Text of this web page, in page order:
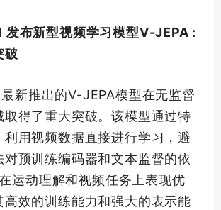
发布新型视频学习模型V-JEPA :
破
最新推出的V-JEPA模型在无监督
取得了重大突破。该模型通过特
利用视频数据直接进行学习，避
对预训练编码器和文本监督的依
运动理解和视频任务上表现优
高效的训练能力和强大的表示能